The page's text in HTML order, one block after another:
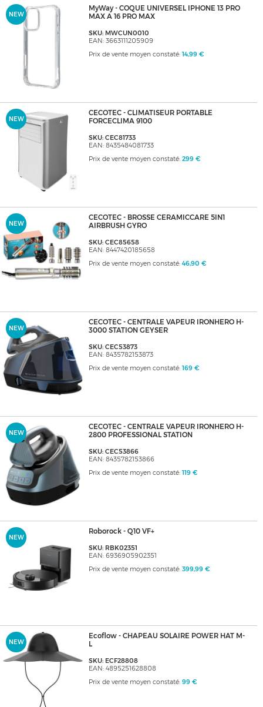
NEW
MyWay - COQUE UNIVERSEL IPHONE 13 PRO
MAX A 16 PRO MAX
SKU: MWCUN0010
EAN: 3663111205909
Prix de vente moyen constaté: 14,99 €
NEW
CECOTEC - CLIMATISEUR PORTABLE
FORCECLIMA 9100
SKU: CEC81733
EAN: 8435484081733
Prix de vente moyen constaté: 299 €
NEW
CECOTEC - BROSSE CERAMICCARE 5IN1
AIRBRUSH GYRO
SKU: CEC85658
EAN: 8447420185658
Prix de vente moyen constaté: 46,90 €
NEW
CECOTEC - CENTRALE VAPEUR IRONHERO H-
3000 STATION GEYSER
SKU: CEC53873
EAN: 8435782153873
Prix de vente moyen constaté: 169 €
NEW
CECOTEC - CENTRALE VAPEUR IRONHERO H-
2800 PROFESSIONAL STATION
SKU: CEC53866
EAN: 8435782153866
Prix de vente moyen constaté: 119 €
NEW
Roborock - Q10 VF+
SKU: RBK02351
EAN: 6936905902351
Prix de vente moyen constaté: 399,99 €
NEW
Ecoflow - CHAPEAU SOLAIRE POWER HAT M-
L
SKU: ECF28808
EAN: 4895251628808
Prix de vente moyen constaté: 99 €